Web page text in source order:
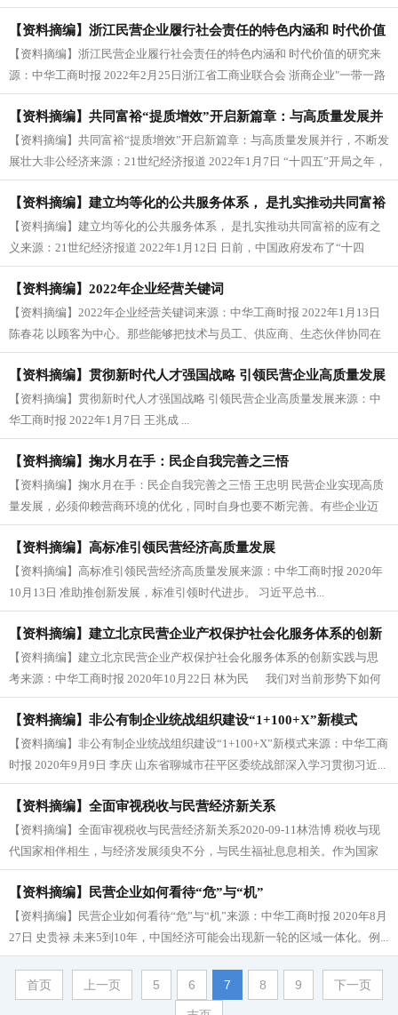
商联主席洪忠信如数...
【资料摘编】浙江民营企业履行社会责任的特色内涵和 时代价值
的研究
【资料摘编】浙江民营企业履行社会责任的特色内涵和 时代价值的研究来
源：中华工商时报 2022年2月25日浙江省工商业联合会 浙商企业"一带一路
&quo...
【资料摘编】共同富裕“提质增效”开启新篇章：与高质量发展并
行，不断发展壮大非公经济
【资料摘编】共同富裕“提质增效”开启新篇章：与高质量发展并行，不断发
展壮大非公经济来源：21世纪经济报道 2022年1月7日 “十四五”开局之年，
促进共同富...
【资料摘编】建立均等化的公共服务体系， 是扎实推动共同富裕
的应有之义
【资料摘编】建立均等化的公共服务体系， 是扎实推动共同富裕的应有之
义来源：21世纪经济报道 2022年1月12日 日前，中国政府发布了“十四
五”公共服务规划（以...
【资料摘编】2022年企业经营关键词
【资料摘编】2022年企业经营关键词来源：中华工商时报 2022年1月13日
陈春花 以顾客为中心。那些能够把技术与员工、供应商、生态伙伴协同在
一起，连接共生，...
【资料摘编】贯彻新时代人才强国战略 引领民营企业高质量发展
【资料摘编】贯彻新时代人才强国战略 引领民营企业高质量发展来源：中
华工商时报 2022年1月7日 王兆成 ...
【资料摘编】掬水月在手：民企自我完善之三悟
【资料摘编】掬水月在手：民企自我完善之三悟 王忠明 民营企业实现高质
量发展，必须仰赖营商环境的优化，同时自身也要不断完善。有些企业迈
不上...
【资料摘编】高标准引领民营经济高质量发展
【资料摘编】高标准引领民营经济高质量发展来源：中华工商时报 2020年
10月13日 准助推创新发展，标准引领时代进步。 习近平总书...
【资料摘编】建立北京民营企业产权保护社会化服务体系的创新
实践与思考
【资料摘编】建立北京民营企业产权保护社会化服务体系的创新实践与思
考来源：中华工商时报 2020年10月22日 林为民 我们对当前形势下如何
进一步完善体...
【资料摘编】非公有制企业统战组织建设“1+100+X”新模式
【资料摘编】非公有制企业统战组织建设“1+100+X”新模式来源：中华工商
时报 2020年9月9日 李庆 山东省聊城市茌平区委统战部深入学习贯彻习近...
【资料摘编】全面审视税收与民营经济新关系
【资料摘编】全面审视税收与民营经济新关系2020-09-11林浩博 税收与现
代国家相伴相生，与经济发展须臾不分，与民生福祉息息相关。作为国家
参与社会财富再分配的...
【资料摘编】民营企业如何看待“危”与“机”
【资料摘编】民营企业如何看待“危”与“机”来源：中华工商时报 2020年8月
27日 史贵禄 未来5到10年，中国经济可能会出现新一轮的区域一体化。例...
首页 上一页 5 6 7 8 9 下一页